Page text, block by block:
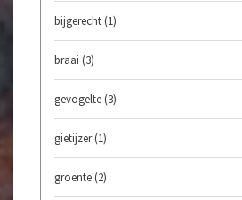
bijgerecht (1)
braai (3)
gevogelte (3)
gietijzer(1)
groente (2)